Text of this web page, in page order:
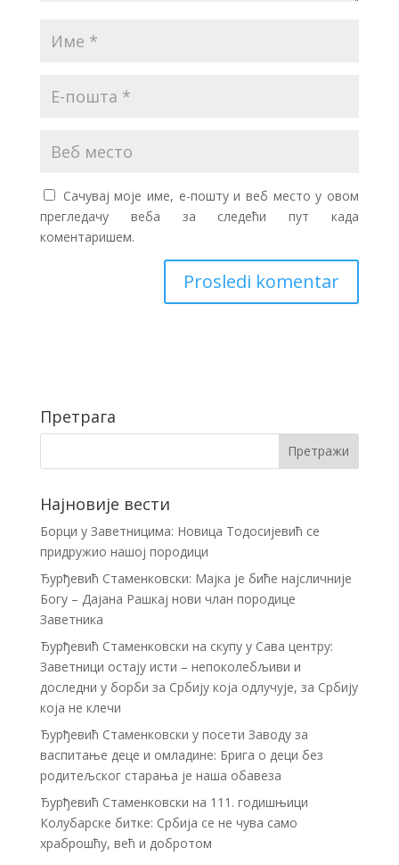
Сачувај моје име, е-пошту и веб место у овом
прегледачу веба за следећи пут када
коментаришем.
Претрага
Најновије вести
Борци у Заветницима: Новица Тодосијевић се
придружио нашој породици
Ђурђевић Стаменковски: Мајка је биће најсличније
Богу – Дајана Рашкај нови члан породице
Заветника
Ђурђевић Стаменковски на скупу у Сава центру:
Заветници остају исти – непоколебљиви и
доследни у борби за Србију која одлучује, за Србију
која не клечи
Ђурђевић Стаменковски у посети Заводу за
васпитање деце и омладине: Брига о деци без
родитељског старања је наша обавеза
Ђурђевић Стаменковски на 111. годишњици
Колубарске битке: Србија се не чува само
храброшћу, већ и добротом